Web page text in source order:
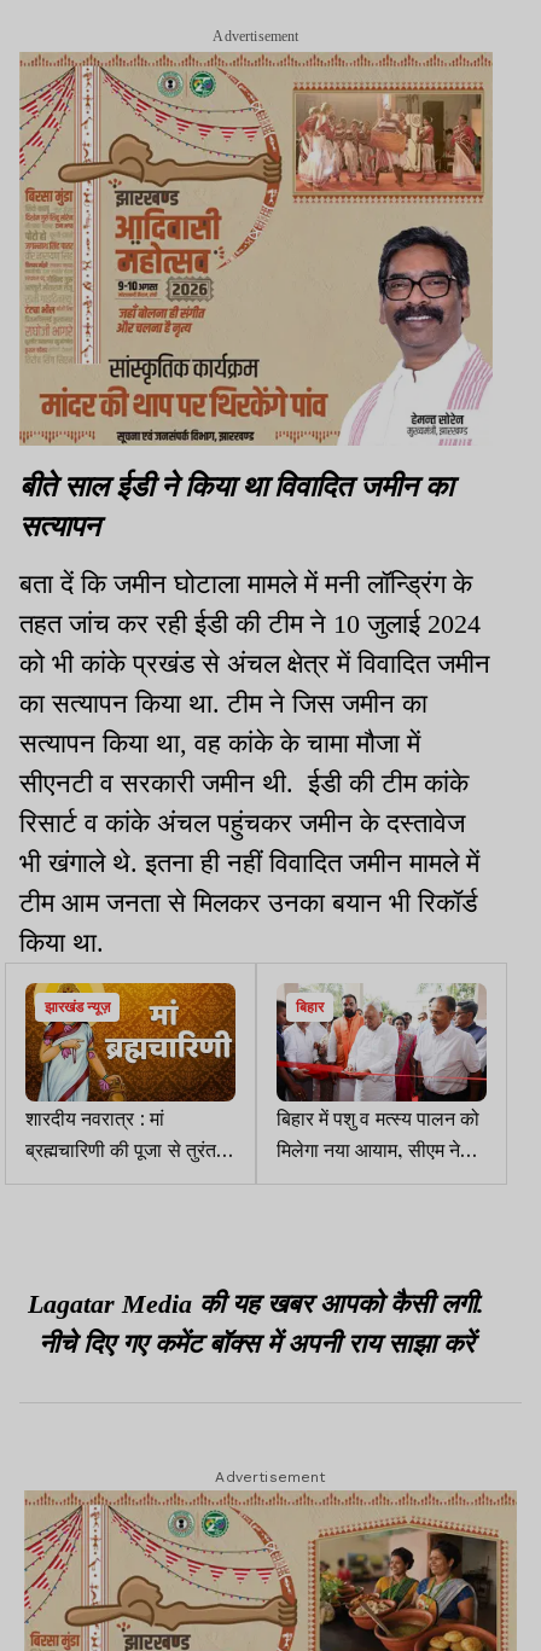
Advertisement
बीते साल ईडी ने किया था विवादित जमीन का
सत्यापन
बता दें कि जमीन घोटाला मामले में मनी लॉन्‍ड्रिंग के
तहत जांच कर रही ईडी की टीम ने 10 जुलाई 2024
को भी कांके प्रखंड से अंचल क्षेत्र में विवादित जमीन
का सत्यापन किया था. टीम ने जिस जमीन का
सत्यापन किया था, वह कांके के चामा मौजा में
सीएनटी व सरकारी जमीन थी. ईडी की टीम कांके
रिसार्ट व कांके अंचल पहुंचकर जमीन के दस्तावेज
भी खंगाले थे. इतना ही नहीं विवादित जमीन मामले में
टीम आम जनता से मिलकर उनका बयान भी रिकॉर्ड
किया था.
झारखंड न्यूज़
शारदीय नवरात्र : मां
ब्रह्मचारिणी की पूजा से तुरंत
मिलेगा वरदान,चढ़ायें गुड़हल का
बिहार
बिहार में पशु व मत्स्य पालन को
मिलेगा नया आयाम, सीएम ने
839 करोड़ की योजनाओं का
Lagatar Media की यह खबर आपको कैसी लगी.
नीचे दिए गए कमेंट बॉक्स में अपनी राय साझा करें
Advertisement